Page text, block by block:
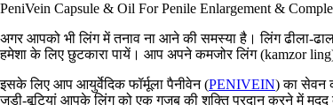
PeniVein Capsule & Oil For Penile Enlargement &
अगर आपको भी लिंग में तनाव ना आने की समस्या है। लिंग ढीला-
हमेशा के लिए छुटकारा पायें। आप अपने कमजोर लिंग (kamzor
इसके लिए आप आयुर्वेदिक फॉर्मूला पैनीवेन (PENIVEIN) का सेवन
जड़ी-बूटियां आपके लिंग को एक गजब की शक्ति प्रदान करने में